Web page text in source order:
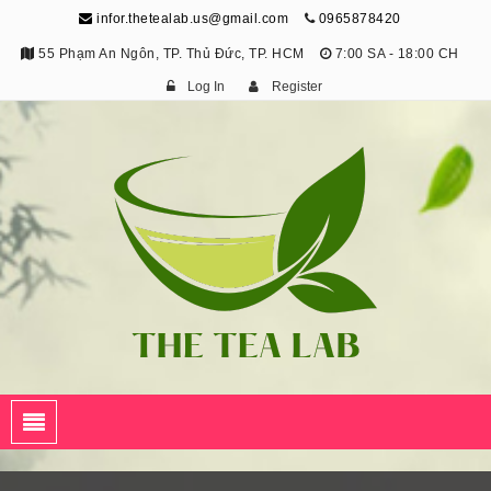
infor.thetealab.us@gmail.com 0965878420
55 Phạm An Ngôn, TP. Thủ Đức, TP. HCM 7:00 SA - 18:00 CH
Log In Register